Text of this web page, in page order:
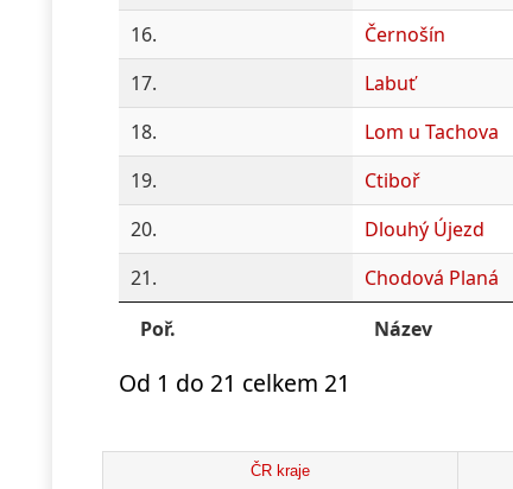
16.
Černošín
17.
Labuť
18.
Lom u Tachova
19.
Ctiboř
20.
Dlouhý Újezd
21.
Chodová Planá
Poř.
Název
Od 1 do 21 celkem 21
ČR kraje